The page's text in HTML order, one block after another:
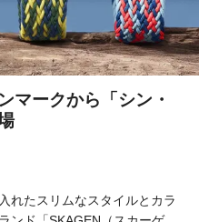
マークから「シン・
れたスリムなスタイルとカラ